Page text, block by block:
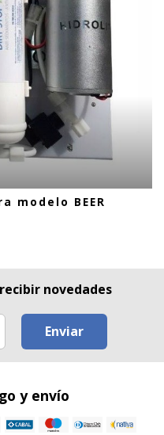
modelo BEER
novedades
Enviar
y envío